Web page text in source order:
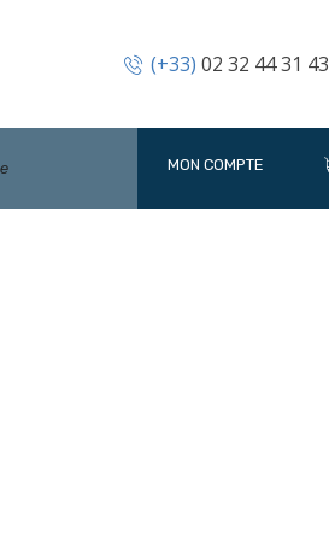
(+33) 02 32 44 31 43
MON COMPTE